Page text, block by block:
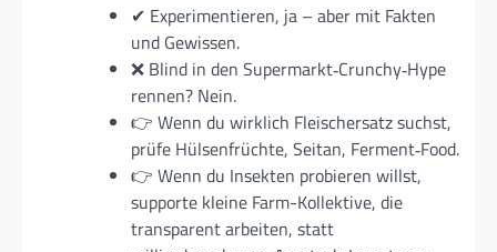
✔ Experimentieren, ja – aber mit Fakten
und Gewissen.
❌ Blind in den Supermarkt‑Crunchy‑Hype
rennen? Nein.
👉 Wenn du wirklich Fleischersatz suchst,
prüfe Hülsenfrüchte, Seitan, Ferment‑Food.
👉 Wenn du Insekten probieren willst,
supporte kleine Farm-Kollektive, die
transparent arbeiten, statt